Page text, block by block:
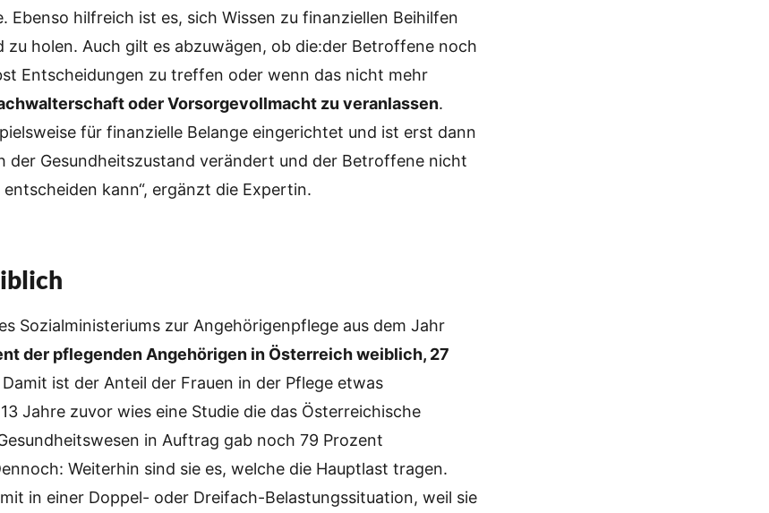
Ebenso hilfreich ist es, sich Wissen zu finanziellen Beihilfen
zu holen. Auch gilt es abzuwägen, ob die:der Betroffene noch
Entscheidungen zu treffen oder wenn das nicht mehr
oder Vorsorgevollmacht zu veranlassen.
für finanzielle Belange eingerichtet und ist erst dann
der Gesundheitszustand verändert und der Betroffene nicht
kann“, ergänzt die Expertin.
Sozialministeriums zur Angehörigenpflege aus dem Jahr
der pflegenden Angehörigen in Österreich weiblich, 27
Damit ist der Anteil der Frauen in der Pflege etwas
Jahre zuvor wies eine Studie die das Österreichische
in Auftrag gab noch 79 Prozent
Weiterhin sind sie es, welche die Hauptlast tragen.
in einer Doppel- oder Dreifach-Belastungssituation, weil sie